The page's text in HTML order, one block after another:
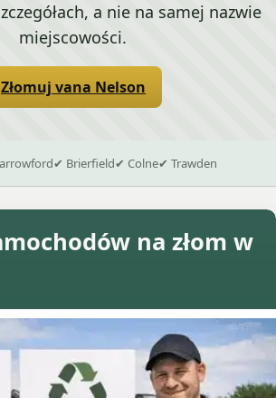
a nie na samej nazwie
miejscowości.
Złomuj vana Nelson
✔ Brierfield✔ Colne✔ Trawden
na złom w